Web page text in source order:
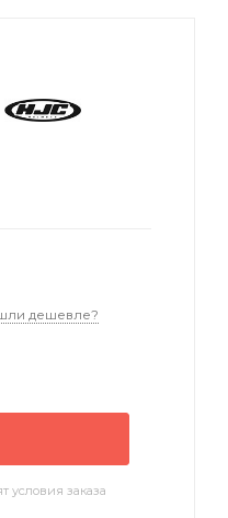
дешевле?
условия заказа